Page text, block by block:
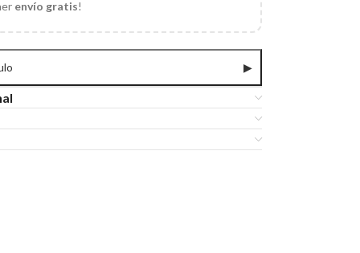
envío gratis!
▶